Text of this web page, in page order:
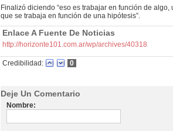
Finalizó diciendo “eso es trabajar en función de
que se trabaja en función de una hipótesis”.
Enlace A Fuente De Noticias
http://horizonte101.com.ar/wp/archives/40318
Credibilidad: 0
Deje Un Comentario
Nombre: